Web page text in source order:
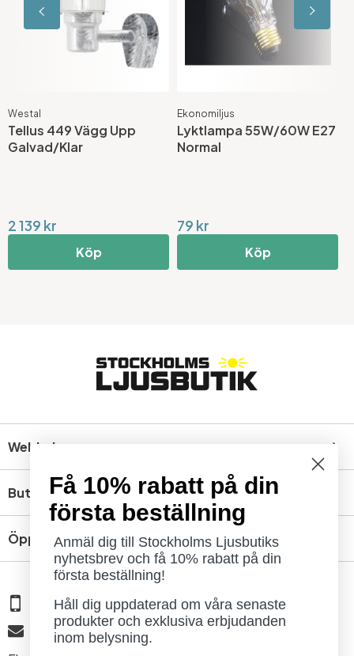
Westal
Tellus 449 Vägg Upp
Galvad/Klar
2 139 kr
Köp
Ekonomiljus
Lyktlampa 55W/60W E27
Normal
79 kr
Köp
Webbshop
Butik
Öppettider
08 - 654 29 00
info@ljusbutik.se
Få 10% rabatt på din
första beställning
Anmäl dig till Stockholms Ljusbutiks
nyhetsbrev och få 10% rabatt på din
första beställning!
Håll dig uppdaterad om våra senaste
produkter och exklusiva erbjudanden
inom belysning.